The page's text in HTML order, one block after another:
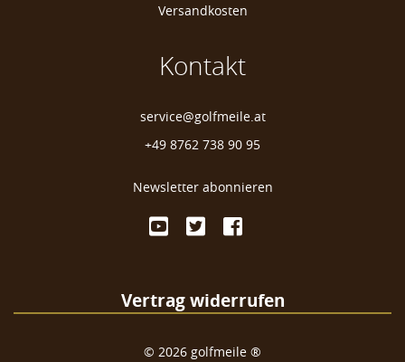
Versandkosten
Kontakt
service@golfmeile.at
+49 8762 738 90 95
Newsletter abonnieren
Vertrag widerrufen
© 2026 golfmeile ®